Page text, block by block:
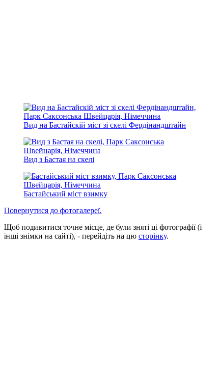
Вид на Бастайскій міст зі скелі Фердінандштайн
Вид з Бастая на скелі
Бастайський міст взимку
Повернутися до фотогалереї.
Щоб подивитися точне місце, де були зняті ці фотографії (і
інші знімки на сайті), - перейдіть на цю сторінку.